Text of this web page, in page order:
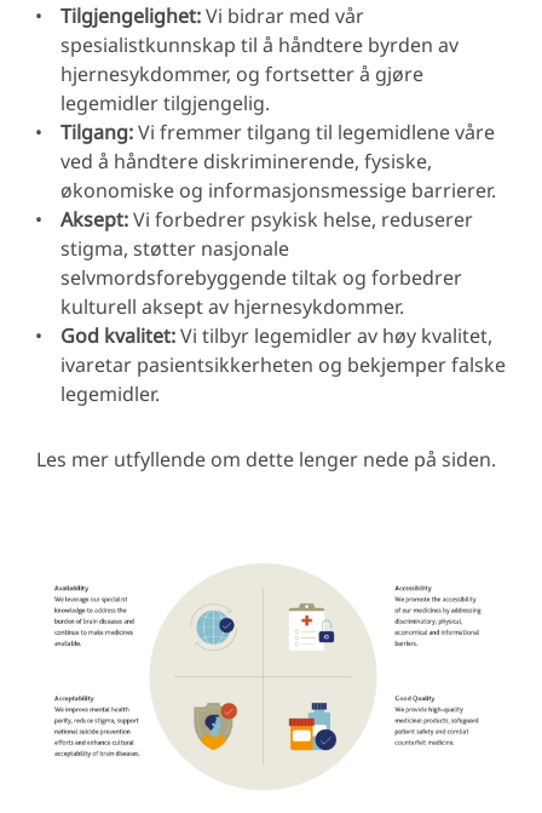
Tilgjengelighet:Vi bidrar med vår
spesialistkunnskap til å håndtere byrden av
hjernesykdommer, og fortsetter å gjøre
legemidler tilgjengelig.
Tilgang:Vi fremmer tilgang til legemidlene våre
ved å håndtere diskriminerende, fysiske,
økonomiske og informasjonsmessige barrierer.
Aksept:Vi forbedrer psykisk helse, reduserer
stigma, støtter nasjonale
selvmordsforebyggende tiltak og forbedrer
kulturell aksept av hjernesykdommer.
God kvalitet:Vi tilbyr legemidler av høy kvalitet,
ivaretar pasientsikkerheten og bekjemper falske
legemidler.
Les mer utfyllende om dette lenger nede på siden.